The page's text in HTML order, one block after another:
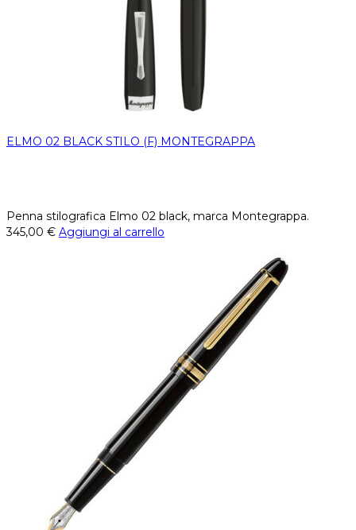
ELMO 02 BLACK STILO (F) MONTEGRAPPA
Penna stilografica Elmo 02 black, marca Montegrappa.
345,00 € Aggiungi al carrello